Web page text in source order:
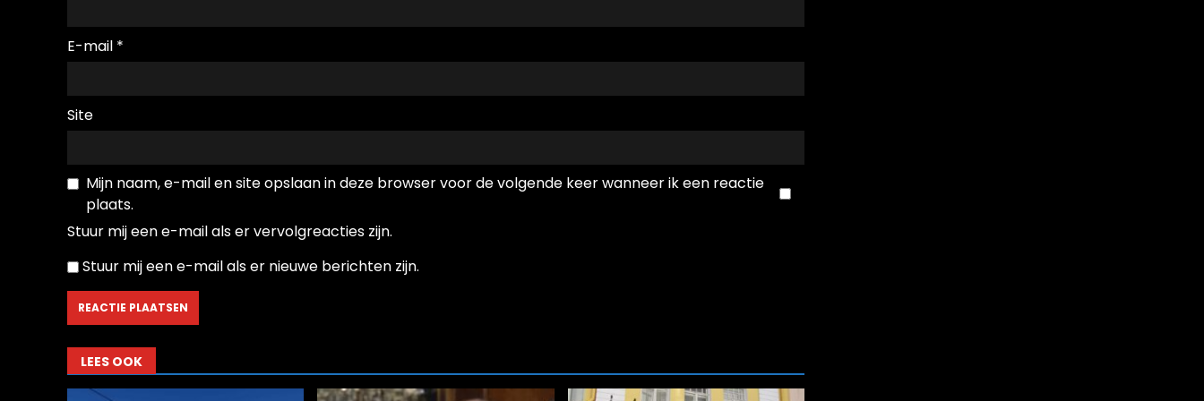
E-mail *
Site
Mijn naam, e-mail en site opslaan in deze browser voor de volgende keer wanneer ik een reactie
plaats.
Stuur mij een e-mail als er vervolgreacties zijn.
Stuur mij een e-mail als er nieuwe berichten zijn.
LEES OOK